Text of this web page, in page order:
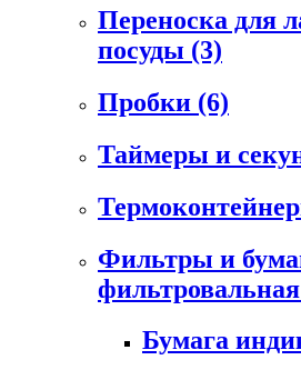
Переноска для
посуды (3)
Пробки (6)
Таймеры и
Фильтры и
фильтровальная
Бумага